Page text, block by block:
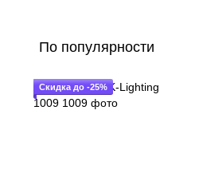
По популярности
Скидка до -25%